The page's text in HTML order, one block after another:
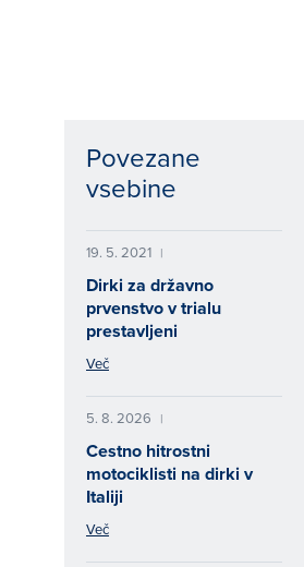
Povezane
vsebine
19. 5. 2021 |
Dirki za državno
prvenstvo v trialu
prestavljeni
Več
5. 8. 2026 |
Cestno hitrostni
motociklisti na dirki v
Italiji
Več